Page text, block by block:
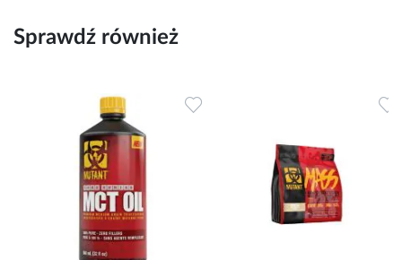
Sprawdź również
Dodaj do ulubionych